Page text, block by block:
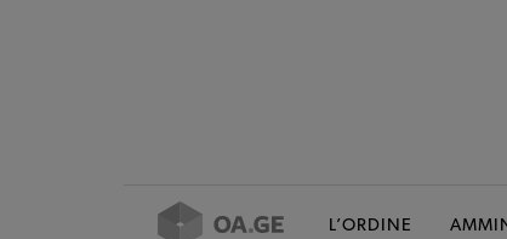
L’ORDINE